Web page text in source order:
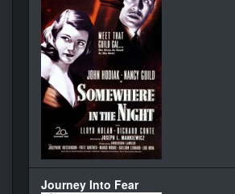
Journey Into Fear